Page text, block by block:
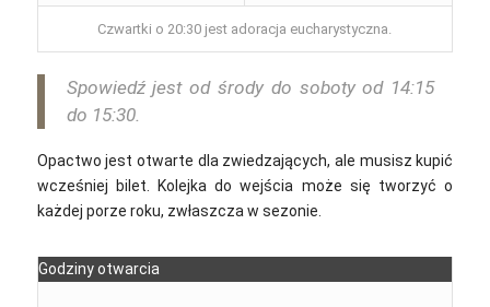
Czwartki o 20:30 jest adoracja eucharystyczna.
Spowiedź jest od środy do soboty od 14:15
do 15:30.
Opactwo jest otwarte dla zwiedzających, ale musisz kupić
wcześniej bilet. Kolejka do wejścia może się tworzyć o
każdej porze roku, zwłaszcza w sezonie.
Godziny otwarcia